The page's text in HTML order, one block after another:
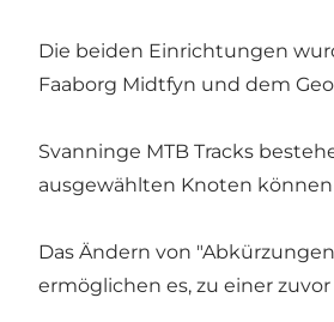
Die beiden Einrichtungen
Faaborg Midtfyn und dem
Svanninge MTB Tracks
ausgewählten Knoten
Das Ändern von
ermöglichen es, zu einer